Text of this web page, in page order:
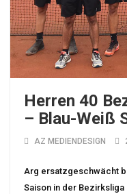
Herren 40
– Blau-Weiß
AZ MEDIENDESIGN
Arg ersatzgeschwächt
Saison in der